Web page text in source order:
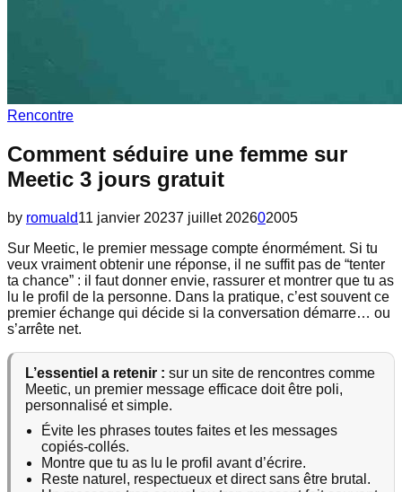
Rencontre
Comment séduire une femme sur
Meetic 3 jours gratuit
by romuald11 janvier 20237 juillet 202602005
Sur Meetic, le premier message compte énormément. Si tu
veux vraiment obtenir une réponse, il ne suffit pas de “tenter
ta chance” : il faut donner envie, rassurer et montrer que tu as
lu le profil de la personne. Dans la pratique, c’est souvent ce
premier échange qui décide si la conversation démarre… ou
s’arrête net.
L’essentiel a retenir : sur un site de rencontres comme
Meetic, un premier message efficace doit être poli,
personnalisé et simple.
Évite les phrases toutes faites et les messages
copiés-collés.
Montre que tu as lu le profil avant d’écrire.
Reste naturel, respectueux et direct sans être brutal.